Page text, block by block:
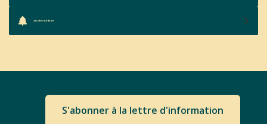
Jardin solidaire
S'abonner à la lettre d'information